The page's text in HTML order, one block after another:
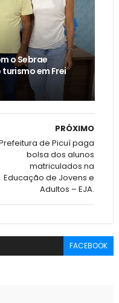
o Sebrae
em Frei
PRÓXIMO
de Picuí paga
bolsa dos alunos
matriculados na
Educação de Jovens e
Adultos – EJA.
FACEBOOK